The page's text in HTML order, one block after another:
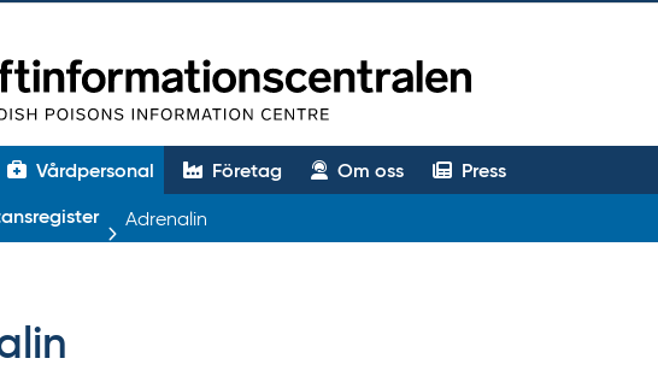
Vårdpersonal
Adrenalin
Företag Om oss Press